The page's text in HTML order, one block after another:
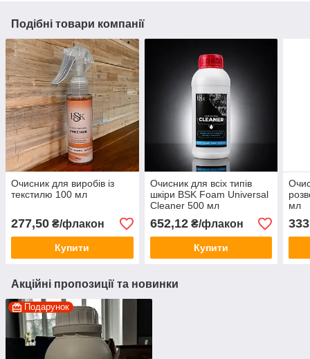
Подібні товари компанії
Очисник для виробів із
текстилю 100 мл
277,50 ₴/флакон
Купити
Очисник для всіх типів
шкіри BSK Foam Universal
Cleaner 500 мл
652,12₴/флакон
Купити
мл
333
Акційні пропозиції та новинки
Подарунок